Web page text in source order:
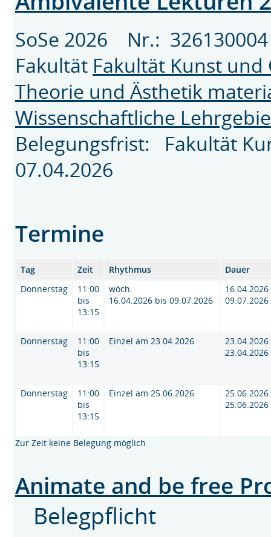
SoSe 2026 Nr.:
Fakultät Fakultät Kunst und
Theorie und Ästhetik
Wissenschaftliche
Belegungsfrist: Fakultät
07.04.2026
Termine
Tag Zeit Rhythmus
Dauer
Donnerstag
11:00
bis
13:15
wöch.
16.04.2026 bis 09.07.2026
09.07.2026
Donnerstag
11:00
bis
13:15
Einzel am 23.04.2026
23.04.2026
Donnerstag
11:00
bis
13:15
Einzel am 25.06.2026
25.06.2026
Zur Zeit keine Belegung möglich
Animate and be free
Belegpflicht